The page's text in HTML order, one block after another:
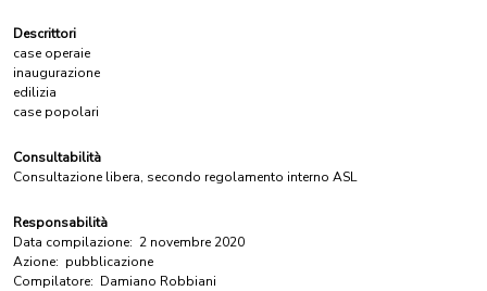
Descrittori
case operaie
inaugurazione
edilizia
case popolari
Consultabilità
Consultazione libera, secondo regolamento interno ASL
Responsabilità
Data compilazione: 2 novembre 2020
Azione: pubblicazione
Compilatore: Damiano Robbiani